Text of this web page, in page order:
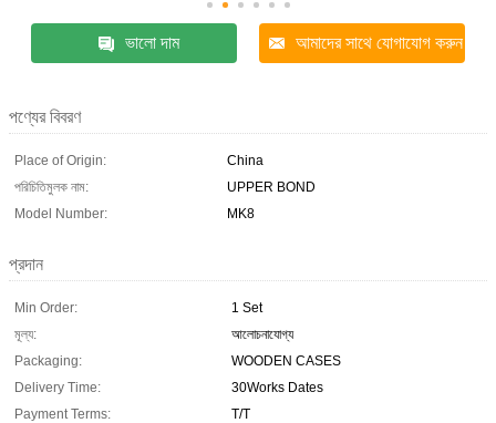
ভালো দাম আমাদের সাথে যোগাযোগ করুন
পণ্যের বিবরণ
Place of Origin:
China
পরিচিতিমুলক নাম:
UPPER BOND
Model Number:
MK8
প্রদান
Min Order:
1 Set
মূল্য:
আলোচনাযোগ্য
Packaging:
WOODEN CASES
Delivery Time:
30Works Dates
Payment Terms:
T/T